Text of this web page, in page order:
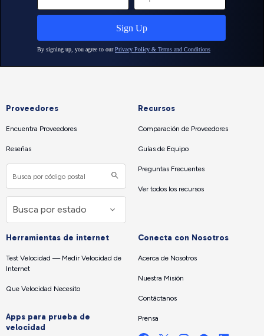
Proveedores
Encuentra Proveedores
Reseñas
Recursos
Comparación de Proveedores
Guías de Equipo
Preguntas Frecuentes
Ver todos los recursos
Herramientas de internet
Test Velocidad — Medir Velocidad de
Internet
Que Velocidad Necesito
Apps para prueba de
velocidad
Conecta con Nosotros
Acerca de Nosotros
Nuestra Misión
Contáctanos
Prensa